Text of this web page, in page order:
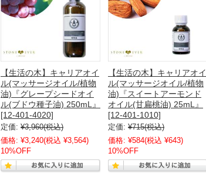
【生活の木】キャリアオイ
ル(マッサージオイル/植物
油)『グレープシードオイ
ル(ブドウ種子油) 250mL』
[12-401-4020]
定価: ¥3,960(税込)
価格: ¥3,240(税込 ¥3,564)
10%OFF
【生活の木】キャリアオイ
ル(マッサージオイル/植物
油)『スイートアーモンド
オイル(甘扁桃油) 25mL』
[12-401-1010]
定価: ¥715(税込)
価格: ¥584(税込 ¥643)
10%OFF